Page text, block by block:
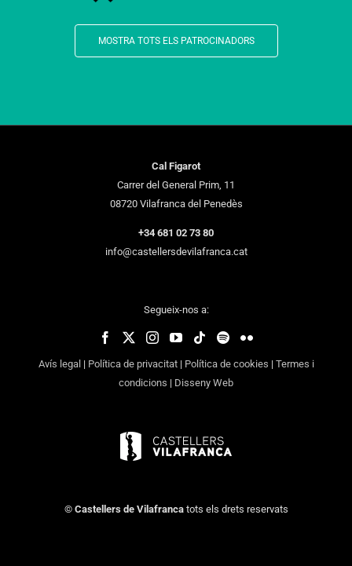
MOSTRA TOTS ELS PATROCINADORS
Cal Figarot
Carrer del General Prim, 11
08720 Vilafranca del Penedès
+34 681 02 73 80
info@castellersdevilafranca.cat
Segueix-nos a:
Avís legal | Política de privacitat| Política de cookies | Termes i
condicions | Disseny Web
© Castellers de Vilafrancatots els drets reservats